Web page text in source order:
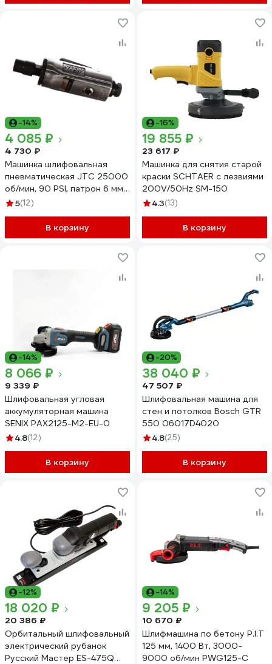
-14%
4 085 ₽
4 730 ₽
Машинка шлифовальная
пневматическая JTC 25000
об/мин, 90 PSI, патрон 6 мм,
длина 140 мм, 3101 682472
5(12)
В корзину
-16%
19 855 ₽
23 617 ₽
Машинка для снятия старой
краски SCHTAER с лезвиями
200V/50Hz SM-150
4.3(13)
В корзину
-14%
8 066 ₽
9 339 ₽
Шлифовальная угловая
аккумуляторная машина
SENIX PAX2125-M2-EU-0
4.8(12)
В корзину
-20%
38 040 ₽
47 507 ₽
Шлифовальная машина для
стен и потолков Bosch GTR
550 06017D4020
4.8(25)
В корзину
-12%
18 020 ₽
20 386 ₽
Орбитальный шлифовальный
электрический рубанок
Русский Мастер ES-475Q
-14%
9 205 ₽
10 670 ₽
Шлифмашина по бетону P.I.T
125 мм, 1400 Вт, 3000-
9000 об/мин PWG125-C